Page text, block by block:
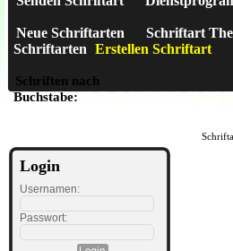
Neue Schriftarten Schriftart
Schriftarten Erstellen Schriftart
Schriften nach
Buchstabe: A B C D E F G H I J
Login
Usernamen:
Passwort: